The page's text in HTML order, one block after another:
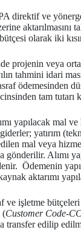
direktif ve
aktarılmasını
olarak iki
projenin veya
tahmini idari
ödemesinden
tam tutarı
yapılacak mal
yatırım
mal veya
gönderilir. Alımı
Ödemenin
aktarımı
ve işletme
(Customer Code-
transfer edilip